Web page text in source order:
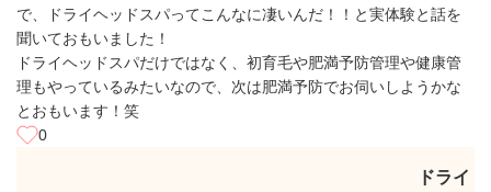
で、ドライヘッドスパってこんなに凄いんだ！！と実体験と話を
聞いておもいました！
ドライヘッドスパだけではなく、初育毛や肥満予防管理や健康管
理もやっているみたいなので、次は肥満予防でお伺いしようかな
とおもいます！笑
0
ドライ